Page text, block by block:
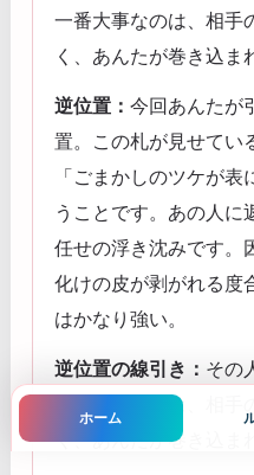
一番大事なのは、相手
く、あんたが巻き込ま
逆位置： 今回あんたが
置。この札が見せてい
「ごまかしのツケが
うことです。あの人に
任せの浮き沈みです。
化けの皮が剥がれる度
はかなり強い。
逆位置の線引き： その
一番大事なのは、相手
く、あんたが巻き込ま
ホーム